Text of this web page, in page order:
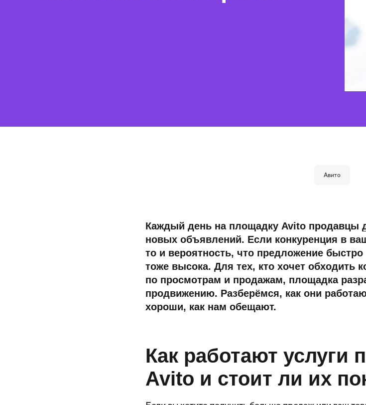
Авито
Каждый день на площадку Avito продавцы
новых объявлений. Если конкуренция в
то и вероятность, что предложение
тоже высока. Для тех, кто хочет обходить
по просмотрам и продажам, площадка
продвижению. Разберёмся, как они
хороши, как нам обещают.
Как работают услуги
Avito и стоит ли их